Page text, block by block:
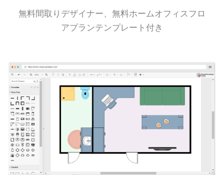
無料間取りデザイナー、無料ホームオフィスフロ
アプランテンプレート付き